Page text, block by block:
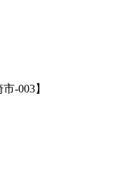
-003】